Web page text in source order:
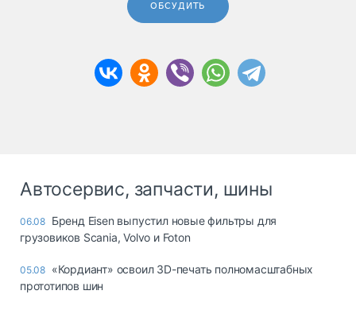
ОБСУДИТЬ
Автосервис, запчасти, шины
06.08 Бренд Eisen выпустил новые фильтры для
грузовиков Scania, Volvo и Foton
05.08 «Кордиант» освоил 3D-печать полномасштабных
прототипов шин